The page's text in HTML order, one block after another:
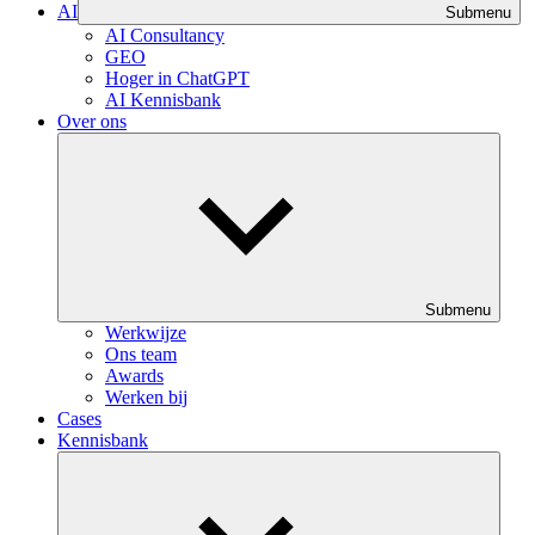
AI Submenu
AI Consultancy
GEO
Hoger in ChatGPT
AI Kennisbank
Over ons
Submenu
Werkwijze
Ons team
Awards
Werken bij
Cases
Kennisbank